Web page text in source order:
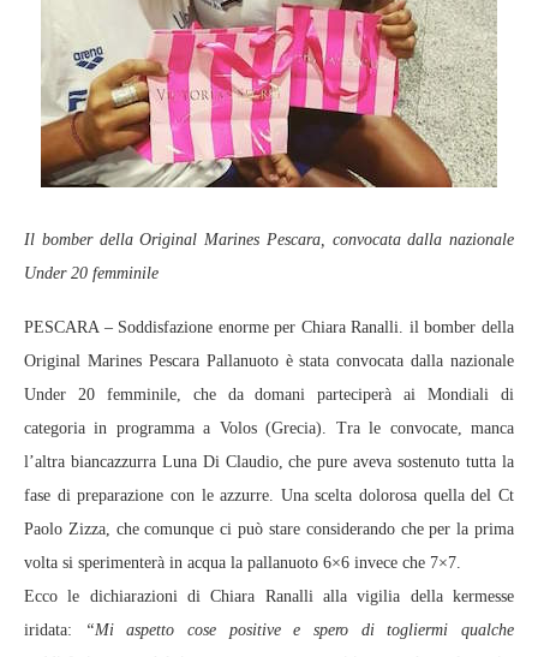
Il bomber della Original Marines Pescara, convocata dalla nazionale
Under 20 femminile
PESCARA – Soddisfazione enorme per Chiara Ranalli. il bomber della
Original Marines Pescara Pallanuoto è stata convocata dalla nazionale
Under 20 femminile, che da domani parteciperà ai Mondiali di
categoria in programma a Volos (Grecia). Tra le convocate, manca
l’altra biancazzurra Luna Di Claudio, che pure aveva sostenuto tutta la
fase di preparazione con le azzurre. Una scelta dolorosa quella del Ct
Paolo Zizza, che comunque ci può stare considerando che per la prima
volta si sperimenterà in acqua la pallanuoto 6×6 invece che 7×7.
Ecco le dichiarazioni di Chiara Ranalli alla vigilia della kermesse
iridata:
“Mi aspetto cose positive e spero di togliermi qualche